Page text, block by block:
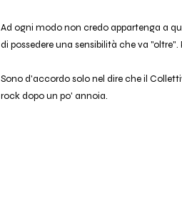
Ad ogni modo non credo appartenga a
di possedere una sensibilità che va
Sono d'accordo solo nel dire che il
rock dopo un po' annoia.